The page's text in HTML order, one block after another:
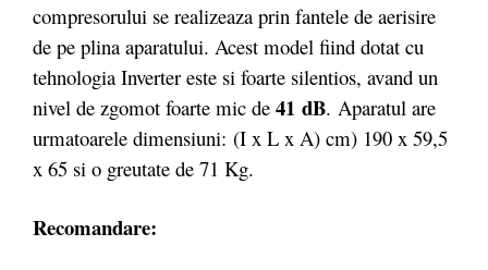
compresorului se realizeaza prin fantele de aerisire
de pe plina aparatului. Acest model fiind dotat cu
tehnologia Inverter este si foarte silentios, avand un
nivel de zgomot foarte mic de 41 dB. Aparatul are
urmatoarele dimensiuni: (I x L x A) cm) 190 x 59,5
x 65 si o greutate de 71 Kg.
Recomandare: